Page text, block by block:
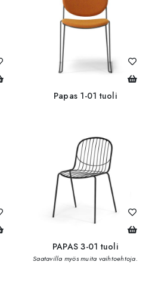
Papas 1-01 tuoli
PAPAS 3-01 tuoli
Saatavilla myös muita vaihtoehtoja.